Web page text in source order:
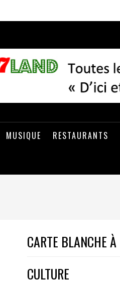
MUSIQUE RESTAURANTS
CARTE BLANCHE À
CULTURE